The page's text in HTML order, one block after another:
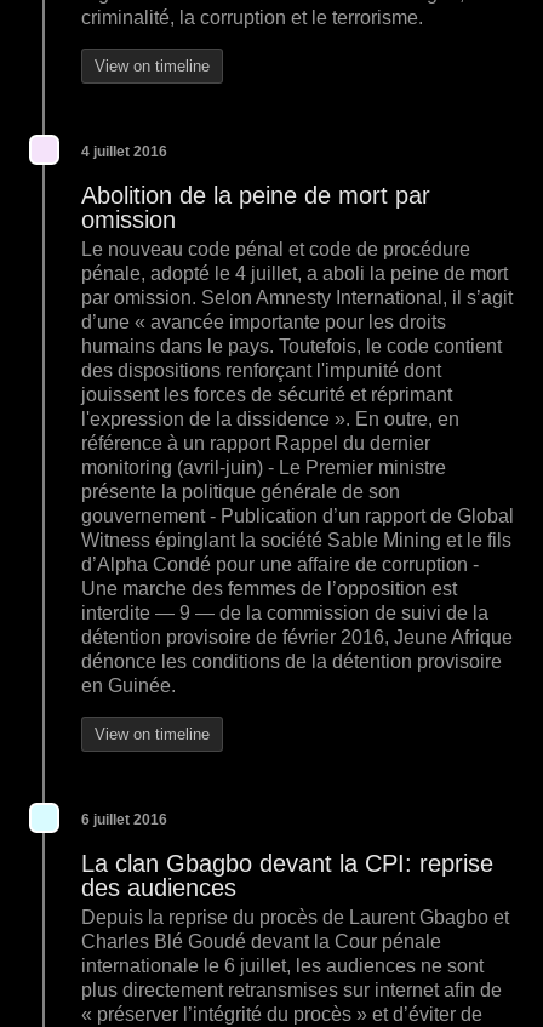
criminalité, la corruption et le terrorisme.
View on timeline
4 juillet 2016
Abolition de la peine de mort par
omission
Le nouveau code pénal et code de procédure
pénale, adopté le 4 juillet, a aboli la peine de mort
par omission. Selon Amnesty International, il s’agit
d’une « avancée importante pour les droits
humains dans le pays. Toutefois, le code contient
des dispositions renforçant l'impunité dont
jouissent les forces de sécurité et réprimant
l'expression de la dissidence ». En outre, en
référence à un rapport Rappel du dernier
monitoring (avril-juin) - Le Premier ministre
présente la politique générale de son
gouvernement - Publication d’un rapport de Global
Witness épinglant la société Sable Mining et le fils
d’Alpha Condé pour une affaire de corruption -
Une marche des femmes de l’opposition est
interdite ― 9 ― de la commission de suivi de la
détention provisoire de février 2016, Jeune Afrique
dénonce les conditions de la détention provisoire
en Guinée.
View on timeline
6 juillet 2016
La clan Gbagbo devant la CPI: reprise
des audiences
Depuis la reprise du procès de Laurent Gbagbo et
Charles Blé Goudé devant la Cour pénale
internationale le 6 juillet, les audiences ne sont
plus directement retransmises sur internet afin de
« préserver l’intégrité du procès » et d’éviter de